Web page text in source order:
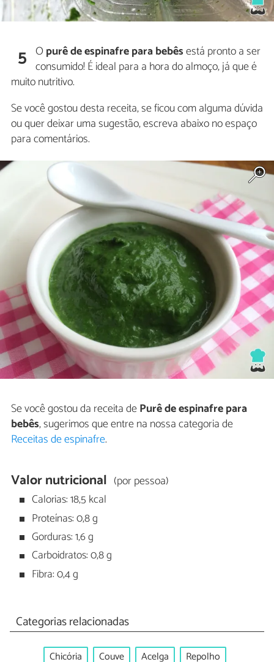
5 Opurê de espinafre para bebêsestá pronto a ser
consumido! É ideal para a hora do almoço, já que é
muito nutritivo.
Se você gostou desta receita, se ficou com alguma dúvida
ou quer deixar uma sugestão, escreva abaixo no espaço
para comentários.
Se você gostou da receita dePurê de espinafre para
bebês, sugerimos que entre na nossa categoria de
Receitas de espinafre.
Valor nutricional (por pessoa)
Calorias: 18,5 kcal
Proteínas: 0,8 g
Gorduras: 1,6 g
Carboidratos: 0,8 g
Fibra: 0,4 g
Categorias relacionadas
Chicória Couve Acelga
Repolho